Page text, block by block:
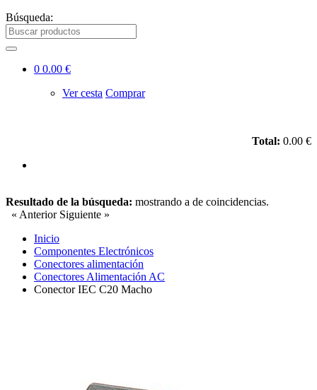
Búsqueda:
0 0.00 €
Ver cesta Comprar
Total: 0.00 €
Resultado de la búsqueda: mostrando a de coincidencias.
« Anterior Siguiente »
Inicio
Componentes Electrónicos
Conectores alimentación
Conectores Alimentación AC
Conector IEC C20 Macho